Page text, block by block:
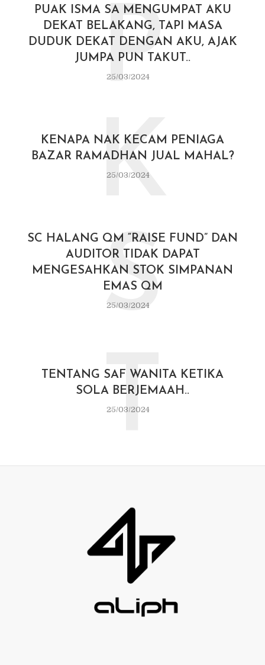
PUAK ISMA SA MENGUMPAT AKU
DEKAT BELAKANG, TAPI MASA
DUDUK DEKAT DENGAN AKU, AJAK
JUMPA PUN TAKUT..
25/03/2024
P
KENAPA NAK KECAM PENIAGA
BAZAR RAMADHAN JUAL MAHAL?
25/03/2024
K
SC HALANG QM “RAISE FUND” DAN
AUDITOR TIDAK DAPAT
MENGESAHKAN STOK SIMPANAN
EMAS QM
25/03/2024
S
TENTANG SAF WANITA KETIKA
SOLA BERJEMAAH..
25/03/2024
T